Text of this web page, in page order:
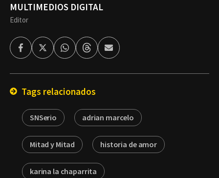
MULTIMEDIOS DIGITAL
Editor
FacebookTwitterWhatsappThreadsEnviar
por
Tags relacionados
SNSerio adrian marcelo
Mitad y Mitad historia de amor
karina la chaparrita